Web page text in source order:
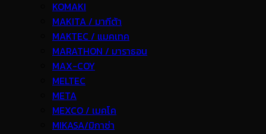
KOMAKI
MAKITA / มากีต้า
MAKTEC / แมคเทค
MARATHON / มาราธอน
MAX-COY
MELTEC
META
MEXCO / เมคโค
MIKASA/มิกาซ่า